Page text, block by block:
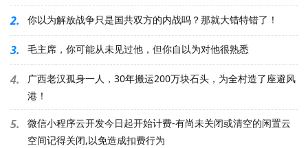
2. 你以为解放战争只是国共双方的内战吗？那就大错特错了！
3. 毛主席，你可能从未见过他，但你自以为对他很熟悉
4.
广西老汉孤身一人，30年搬运200万块石头，为全村造了座避风
港！
5.
微信小程序云开发今日起开始计费-有尚未关闭或清空的闲置云
空间记得关闭,以免造成扣费行为